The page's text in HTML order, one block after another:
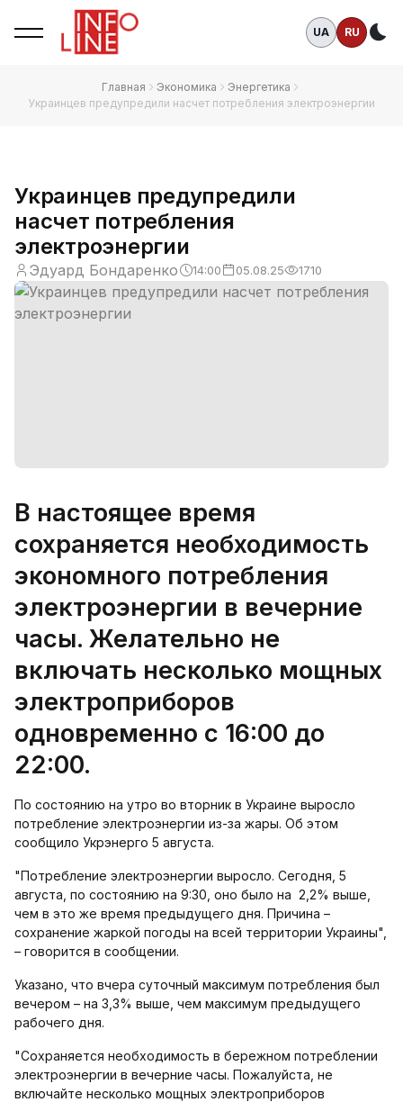
UA RU
Главная Экономика
Энергетика
Украинцев предупредили насчет потребления электроэнергии
Украинцев предупредили
насчет потребления
электроэнергии
Эдуард Бондаренко 14:00 05.08.25 1710
В настоящее время
сохраняется необходимость
экономного потребления
электроэнергии в вечерние
часы. Желательно не
включать несколько мощных
электроприборов
одновременно с 16:00 до
22:00.
По состоянию на утро во вторник в Украине выросло
потребление электроэнергии из-за жары. Об этом
сообщило Укрэнерго 5 августа.
"Потребление электроэнергии выросло. Сегодня, 5
августа, по состоянию на 9:30, оно было на 2,2% выше,
чем в это же время предыдущего дня. Причина –
сохранение жаркой погоды на всей территории Украины",
– говорится в сообщении.
Указано, что вчера суточный максимум потребления был
вечером – на 3,3% выше, чем максимум предыдущего
рабочего дня.
"Сохраняется необходимость в бережном потреблении
электроэнергии в вечерние часы. Пожалуйста, не
включайте несколько мощных электроприборов